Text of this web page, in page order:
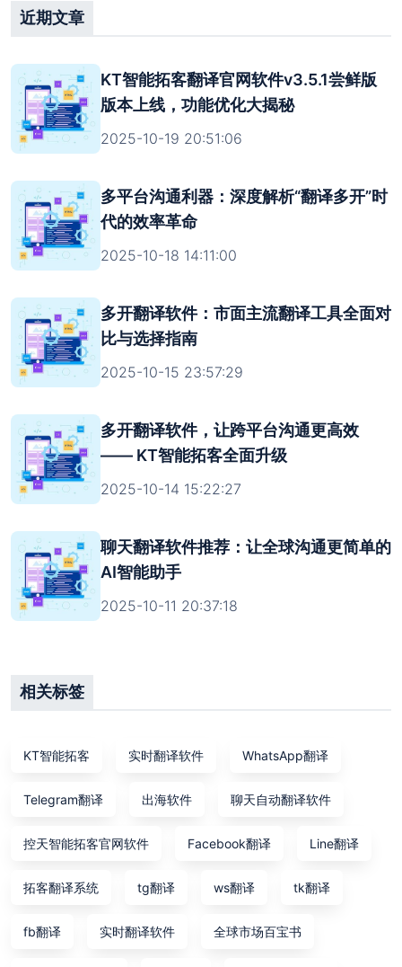
近期文章
KT智能拓客翻译官网软件v3.5.1尝鲜版
版本上线，功能优化大揭秘
2025-10-19 20:51:06
多平台沟通利器：深度解析“翻译多开”时
代的效率革命
2025-10-18 14:11:00
多开翻译软件：市面主流翻译工具全面对
比与选择指南
2025-10-15 23:57:29
多开翻译软件，让跨平台沟通更高效
—— KT智能拓客全面升级
2025-10-14 15:22:27
聊天翻译软件推荐：让全球沟通更简单的
AI智能助手
2025-10-11 20:37:18
相关标签
KT智能拓客 实时翻译软件 WhatsApp翻译
Telegram翻译 出海软件 聊天自动翻译软件
控天智能拓客官网软件 Facebook翻译 Line翻译
拓客翻译系统 tg翻译 ws翻译 tk翻译
fb翻译 实时翻译软件 全球市场百宝书